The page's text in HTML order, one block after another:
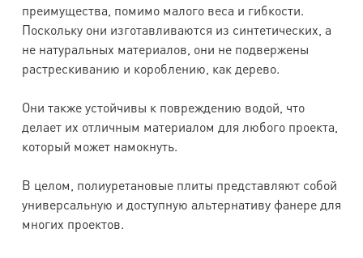
преимущества, помимо малого веса и гибкости.
Поскольку они изготавливаются из синтетических, а
не натуральных материалов, они не подвержены
растрескиванию и короблению, как дерево.
Они также устойчивы к повреждению водой, что
делает их отличным материалом для любого проекта,
который может намокнуть.
В целом, полиуретановые плиты представляют собой
универсальную и доступную альтернативу фанере для
многих проектов.